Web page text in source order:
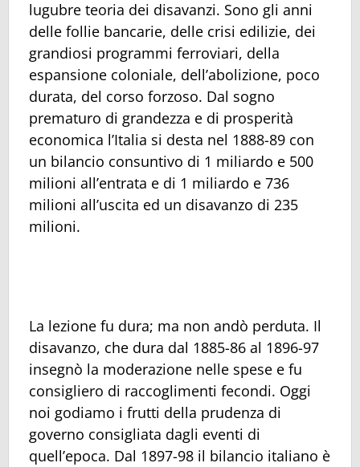
lugubre teoria dei disavanzi. Sono gli anni
delle follie bancarie, delle crisi edilizie, dei
grandiosi programmi ferroviari, della
espansione coloniale, dell’abolizione, poco
durata, del corso forzoso. Dal sogno
prematuro di grandezza e di prosperità
economica l’Italia si desta nel 1888-89 con
un bilancio consuntivo di 1 miliardo e 500
milioni all’entrata e di 1 miliardo e 736
milioni all’uscita ed un disavanzo di 235
milioni.
La lezione fu dura; ma non andò perduta. Il
disavanzo, che dura dal 1885-86 al 1896-97
insegnò la moderazione nelle spese e fu
consigliero di raccoglimenti fecondi. Oggi
noi godiamo i frutti della prudenza di
governo consigliata dagli eventi di
quell’epoca. Dal 1897-98 il bilancio italiano è